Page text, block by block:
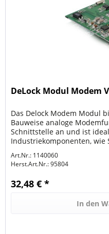
DeLock Modul Modem
Das Delock Modem Modul
Bauweise analoge
Schnittstelle an und ist
Industriekomponenten, wie
Art.Nr.: 1140060
Herst.Art.Nr.:95804
32,48 € *
In den